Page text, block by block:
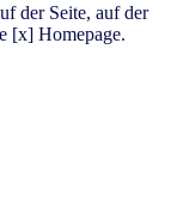
der Seite, auf der
[x] Homepage.